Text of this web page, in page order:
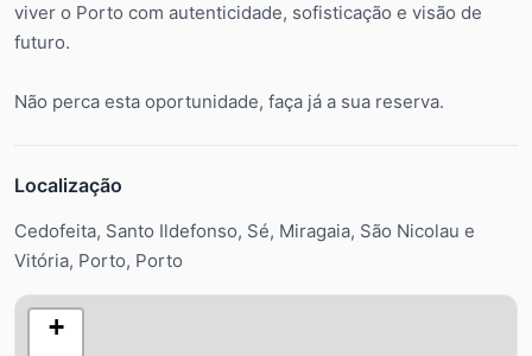
viver o Porto com autenticidade, sofisticação e visão de
futuro.
Não perca esta oportunidade, faça já a sua reserva.
Localização
Cedofeita, Santo Ildefonso, Sé, Miragaia, São Nicolau e
Vitória, Porto, Porto
+